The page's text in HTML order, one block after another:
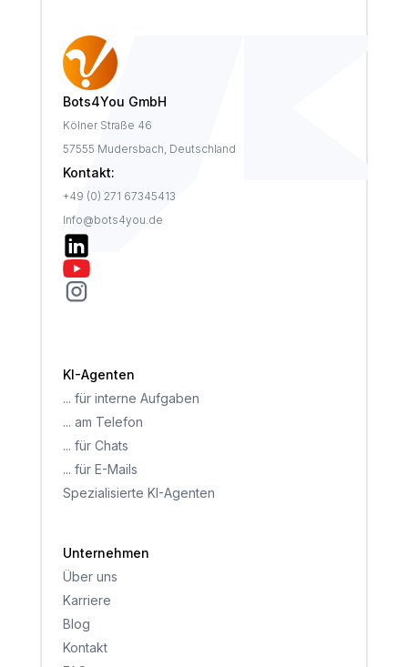
Bots4You GmbH
Kölner Straße 46
57555 Mudersbach, Deutschland
Kontakt:
+49 (0) 271 67345413
Info@bots4you.de
KI-Agenten
... für interne Aufgaben
... am Telefon
... für Chats
... für E-Mails
Spezialisierte KI-Agenten
Unternehmen
Über uns
Karriere
Blog
Kontakt